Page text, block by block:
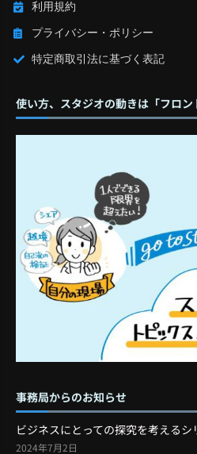
利用規約
プライバシー・ポリシー
特定商取引法に基づく表記
使い方、スタジオの動きは「フロン
事務局からのお知らせ
ビジネスにとっての探究を考えるシ
2024年7月2日